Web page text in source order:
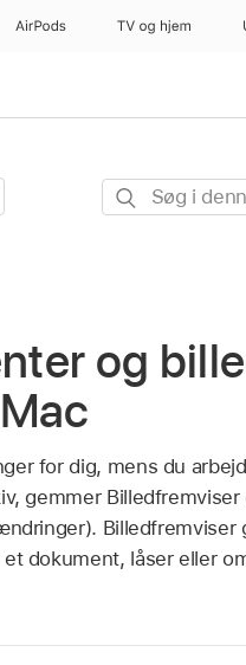
AirPods TV og hjem
Søg
og
for dig, mens du
gemmer
Billedfremviser
dokument, låser eller